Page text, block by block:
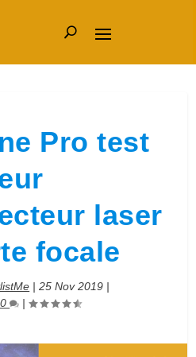
Pro test
laser
focale
|25 Nov 2019 |
|